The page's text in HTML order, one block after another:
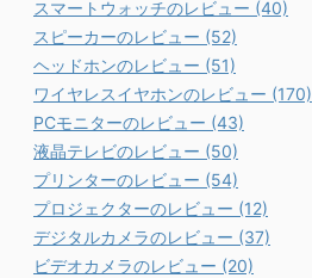
スマートウォッチのレビュー (40)
スピーカーのレビュー (52)
ヘッドホンのレビュー (51)
ワイヤレスイヤホンのレビュー (170)
PCモニターのレビュー (43)
液晶テレビのレビュー (50)
プリンターのレビュー (54)
プロジェクターのレビュー (12)
デジタルカメラのレビュー (37)
ビデオカメラのレビュー (20)